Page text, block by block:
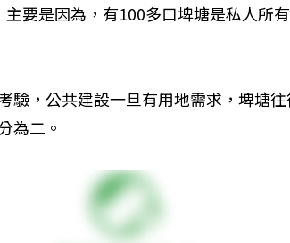
要是因為，有100多口埤塘是私人所
驗，公共建設一旦有用地需求，埤塘
為二。